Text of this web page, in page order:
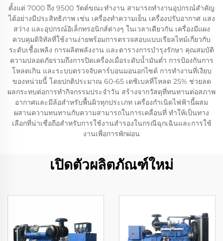
ตั้งแต่ 7000 ถึง 9500 วัตต์ขณะทำงาน สามารถทำงานอุปกรณ์สำคัญ
ได้อย่างมีประสิทธิภาพ เช่น เครื่องทำความเย็น เครื่องปรับอากาศ แสง
สว่าง และอุปกรณ์อิเล็กทรอนิกส์ต่างๆ ในเวลาเดียวกัน เครื่องมีแผง
ควบคุมดิจิทัลที่ใช้งานง่ายพร้อมการตรวจสอบแบบเรียลไทม์เกี่ยวกับ
ระดับเชื้อเพลิง การผลิตพลังงาน และตารางการบำรุงรักษา คุณสมบัติ
ความปลอดภัยรวมถึงการปิดเครื่องเมื่อระดับน้ำมันต่ำ การป้องกันการ
โหลดเกิน และระบบตรวจจับคาร์บอนมอนอกไซด์ การทำงานที่เงียบ
ของหน่วยนี้ โดยปกติประมาณ 60-65 เดซิเบลที่โหลด 25% ช่วยลด
ผลกระทบต่อการทำกิจกรรมประจำวัน สร้างจากวัสดุที่ทนทานต่อสภาพ
อากาศและมีล้อสำหรับพื้นผิวทุกประเภท เครื่องกำเนิดไฟฟ้านี้ผสม
ผสานความทนทานกับความสามารถในการเคลื่อนที่ ทำให้เป็นทาง
เลือกที่น่าเชื่อถือสำหรับการใช้งานสำรองในกรณีฉุกเฉินและการใช้
งานเพื่อการพักผ่อน
เปิดตัวผลิตภัณฑ์ใหม่